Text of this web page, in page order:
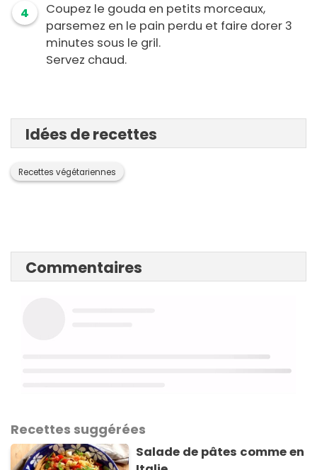
4
Coupez le gouda en petits morceaux,
parsemez en le pain perdu et faire dorer 3
minutes sous le gril.
Servez chaud.
Idées de recettes
Recettes végétariennes
Commentaires
Recettes suggérées
Salade de pâtes comme en